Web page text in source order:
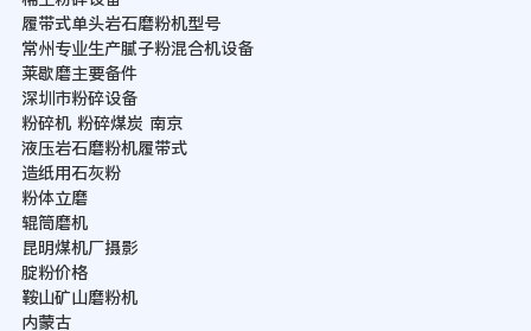
履带式单头岩石磨粉机型号
常州专业生产膩子粉混合机设备
莱歇磨主要备件
深圳市粉碎设备
粉碎机 粉碎煤炭 南京
液压岩石磨粉机履带式
造纸用石灰粉
粉体立磨
辊筒磨机
昆明煤机厂摄影
腚粉价格
鞍山矿山磨粉机
内蒙古